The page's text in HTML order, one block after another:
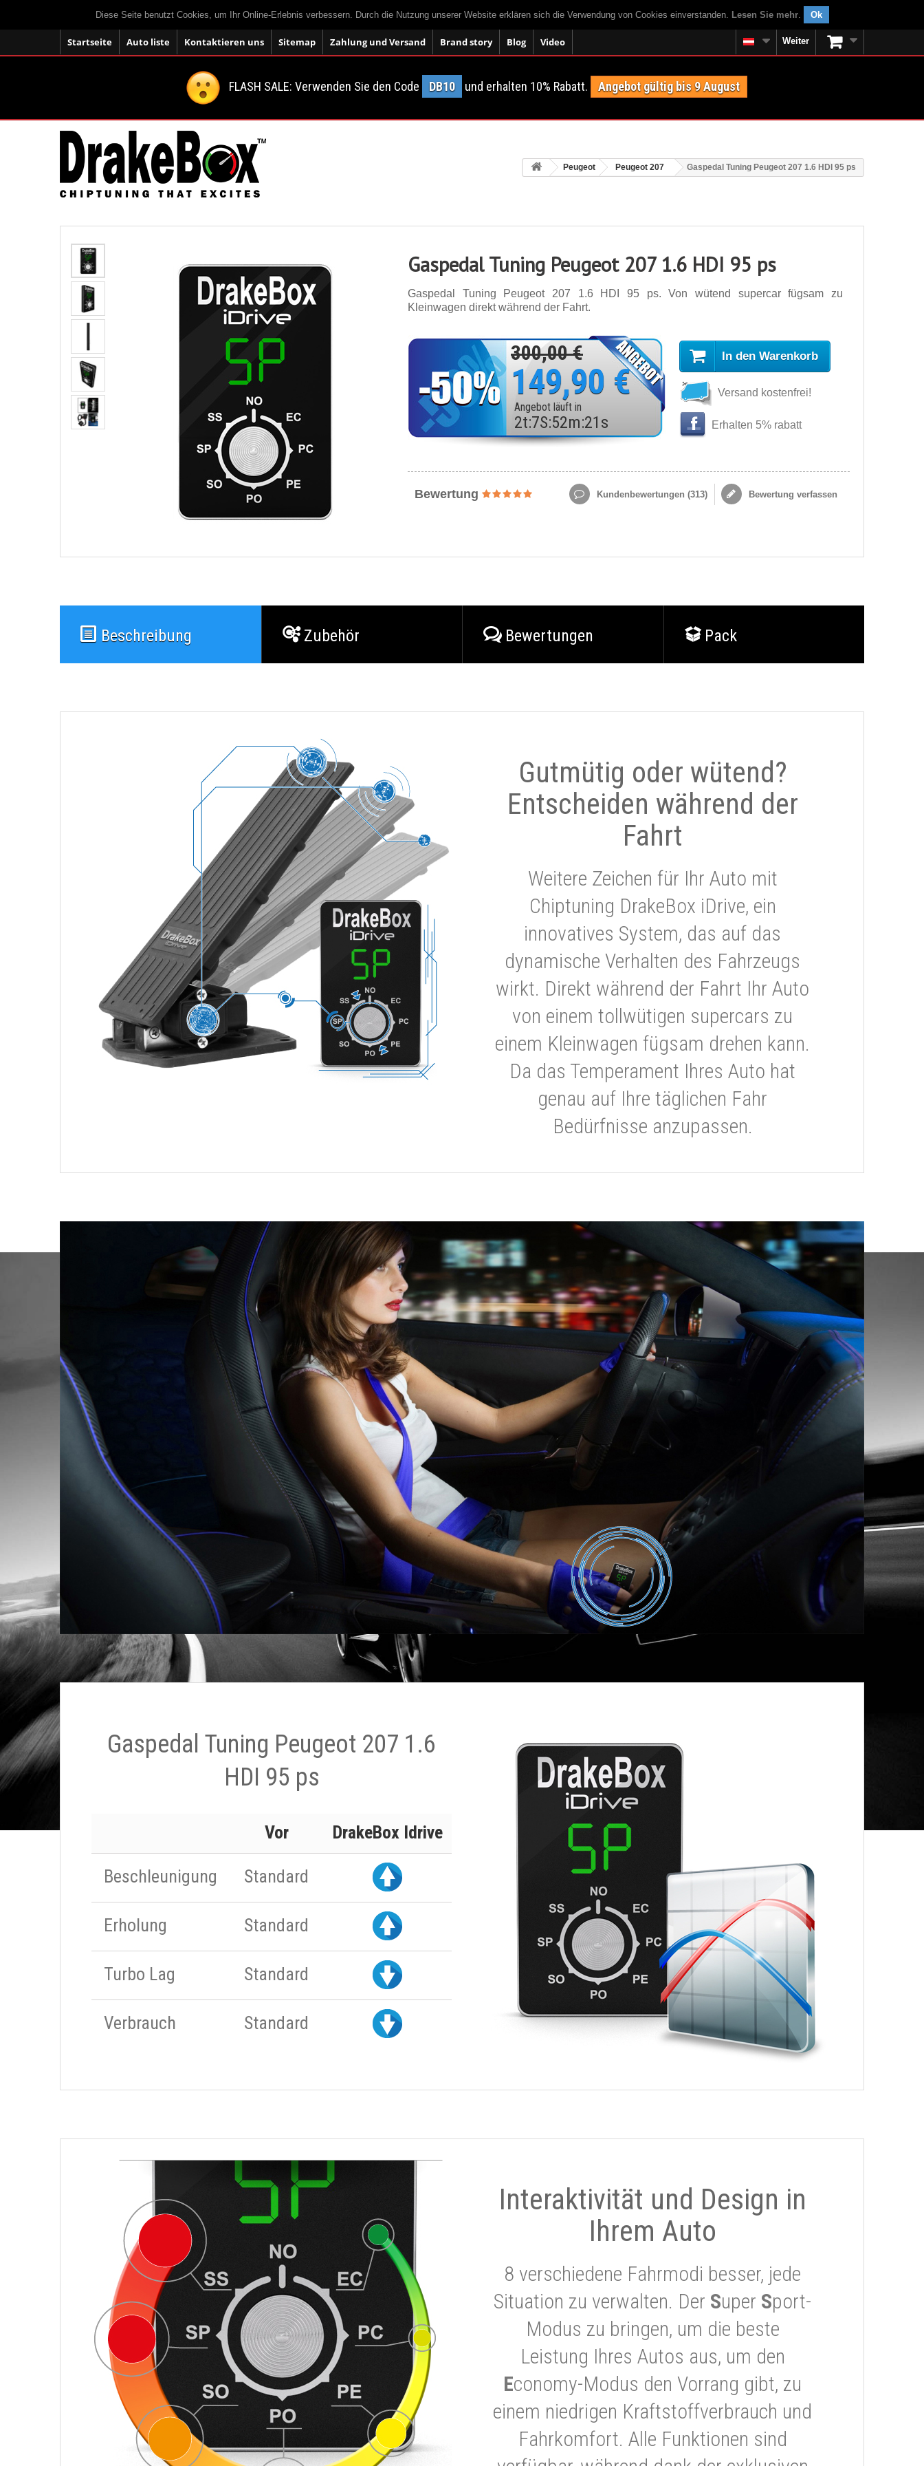
Diese Seite benutzt Cookies, um Ihr Online-Erlebnis verbessern. Durch die Nutzung unserer Website erklären sich die Verwendung von Cookies einverstanden. Lesen Sie mehr. Ok
Startseite Auto liste Kontaktieren uns Sitemap Zahlung und Versand Brand story Blog Video Weiter
FLASH SALE: Verwenden Sie den Code DB10 und erhalten 10% Rabatt. Angebot gültig bis 9 August
Peugeot Peugeot 207 Gaspedal Tuning Peugeot 207 1.6 HDI 95 ps
Gaspedal Tuning Peugeot 207 1.6 HDI 95 ps
Gaspedal Tuning Peugeot 207 1.6 HDI 95 ps. Von wütend supercar fügsam zu
Kleinwagen direkt während der Fahrt.
300,00 €
149,90 €
Angebot läuft in
2t:7S:52m:19 s
In den Warenkorb
Versand kostenfrei!
Erhalten 5% rabatt
Bewertung Kundenbewertungen (313) Bewertung verfassen
Beschreibung Zubehör Bewertungen Pack
Gutmütig oder wütend?
Entscheiden während der
Fahrt
Weitere Zeichen für Ihr Auto mit
Chiptuning DrakeBox iDrive, ein
innovatives System, das auf das
dynamische Verhalten des Fahrzeugs
wirkt. Direkt während der Fahrt Ihr Auto
von einem tollwütigen supercars zu
einem Kleinwagen fügsam drehen kann.
Da das Temperament Ihres Auto hat
genau auf Ihre täglichen Fahr
Bedürfnisse anzupassen.
Gaspedal Tuning Peugeot 207 1.6
HDI 95 ps
Vor DrakeBox Idrive
Beschleunigung Standard
Erholung Standard
Turbo Lag Standard
Verbrauch Standard
Interaktivität und Design in
Ihrem Auto
8 verschiedene Fahrmodi besser, jede
Situation zu verwalten. Der Super Sport-
Modus zu bringen, um die beste
Leistung Ihres Autos aus, um den
Economy-Modus den Vorrang gibt, zu
einem niedrigen Kraftstoffverbrauch und
Fahrkomfort. Alle Funktionen sind